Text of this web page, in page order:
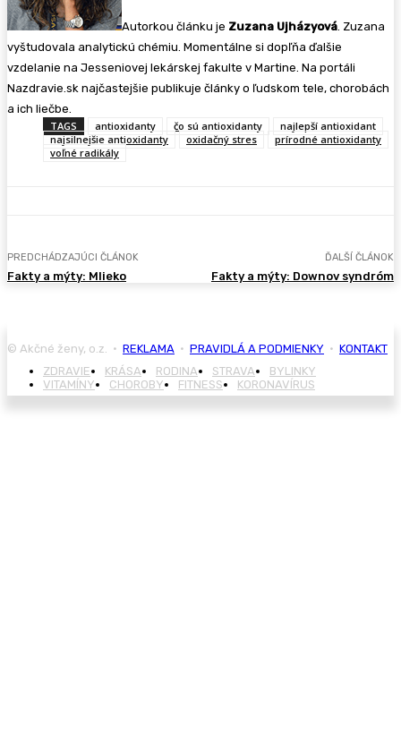
Autorkou článku je Zuzana Ujházyová . Zuzana
vyštudovala analytickú chémiu. Momentálne si dopľňa ďalšie
vzdelanie na Jesseniovej lekárskej fakulte v Martine. Na portáli
Nazdravie.sk najčastejšie publikuje články o ľudskom tele, chorobách
a ich liečbe.
TAGS
antioxidanty čo sú antioxidanty
najlepší antioxidant
najsilnejšie antioxidanty
oxidačný stres
prírodné antioxidanty
voľné radikály
PREDCHÁDZAJÚCI ČLÁNOK
Fakty a mýty: Mlieko
ĎALŠÍ ČLÁNOK
Fakty a mýty: Downov syndróm
© Akčné ženy, o.z. • REKLAMA • PRAVIDLÁ A PODMIENKY • KONTAKT
ZDRAVIE
KRÁSA RODINA STRAVA
BYLINKY
VITAMÍNY
CHOROBY FITNESS KORONAVÍRUS